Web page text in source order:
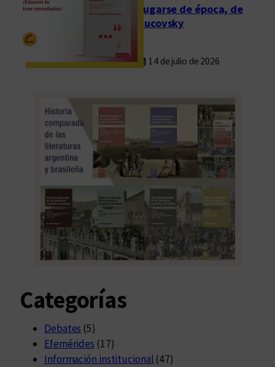
Fugarse de época, de
Rucovsky
14 de julio de 2026
Categorías
Debates (5)
Efemérides (17)
Información institucional (47)